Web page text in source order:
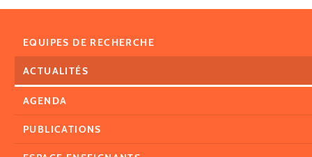
EQUIPES DE RECHERCHE
ACTUALITÉS
AGENDA
PUBLICATIONS